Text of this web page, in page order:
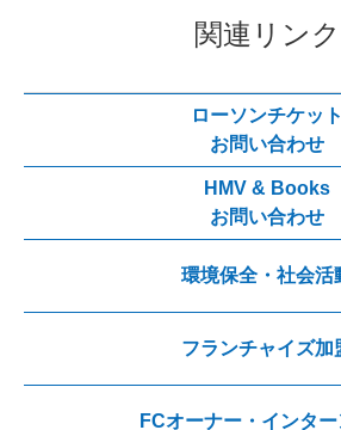
関連リンク
ローソンチケット
お問い合わせ
HMV & Books
お問い合わせ
環境保全・社会活
フランチャイズ加
FCオーナー・インタ